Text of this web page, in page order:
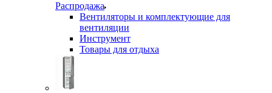
Распродажа
Вентиляторы и комплектующие для
вентиляции
Инструмент
Товары для отдыха